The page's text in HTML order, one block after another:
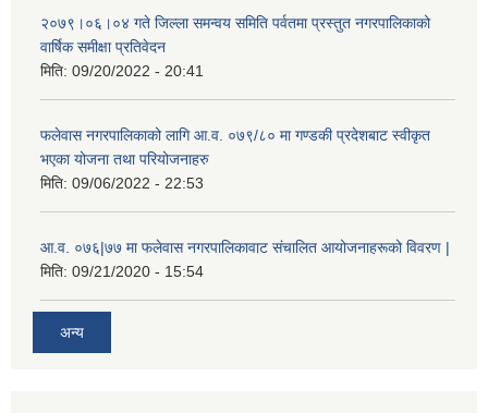
२०७९।०६।०४ गते जिल्ला समन्वय समिति पर्वतमा प्रस्तुत नगरपालिकाको
वार्षिक समीक्षा प्रतिवेदन
मिति: 09/20/2022 - 20:41
फलेवास नगरपालिकाको लागि आ.व. ०७९/८० मा गण्डकी प्रदेशबाट स्वीकृत
भएका योजना तथा परियोजनाहरु
मिति: 09/06/2022 - 22:53
आ.व. ०७६|७७ मा फलेवास नगरपालिकावाट संचालित आयोजनाहरूको विवरण |
मिति: 09/21/2020 - 15:54
अन्य